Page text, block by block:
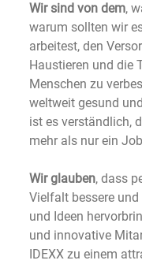
Wir sind von dem,
warum sollten wir
arbeitest, den
Haustieren und die
Menschen zu
weltweit gesund
ist es verständlich,
mehr als nur ein
Wir glauben, dass
Vielfalt bessere
und Ideen
und innovative
IDEXX zu einem